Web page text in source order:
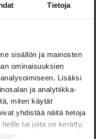
Tietoja
sisällön ja mainosten
ominaisuuksien
Lisäksi
ja analytiikka-
miten käytät
yhdistää näitä tietoja
tai joita on kerätty,
840 ANT 4510223
WH